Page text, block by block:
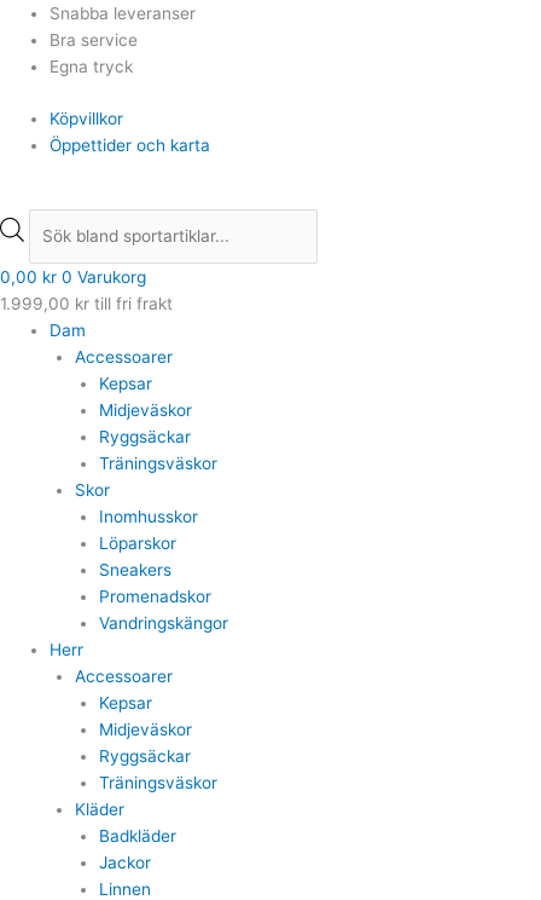
Hoppa
innehåll
Snabba leveranser
Bra service
Egna tryck
Köpvillkor
Öppettider och karta
Products
search
0,00 kr 0 Varukorg
1.999,00 kr till fri frakt
Dam
Accessoarer
Kepsar
Midjeväskor
Ryggsäckar
Träningsväskor
Skor
Inomhusskor
Löparskor
Sneakers
Promenadskor
Vandringskängor
Herr
Accessoarer
Kepsar
Midjeväskor
Ryggsäckar
Träningsväskor
Kläder
Badkläder
Jackor
Linnen
Products
search